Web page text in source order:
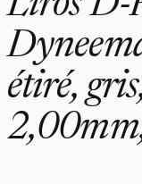
étiré,